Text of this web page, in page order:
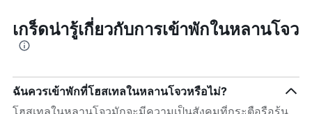
เกร็ดน่ารู้เกี่ยวกับการเข้าพักในหลานโจว
ฉันควรเข้าพักที่โฮสเทลในหลานโจวหรือไม่?